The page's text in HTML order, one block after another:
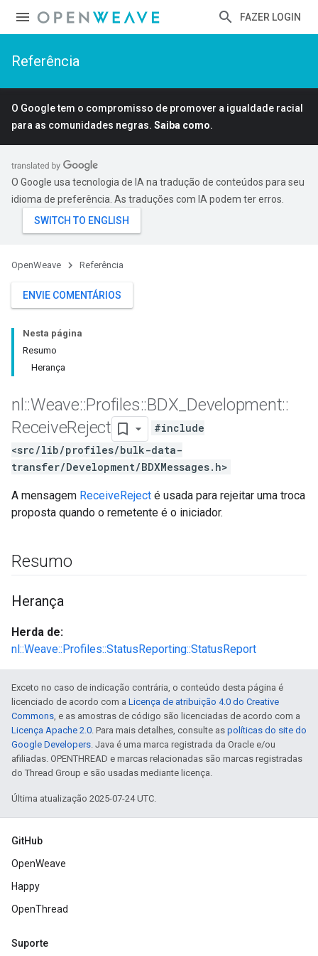
FAZER LOGIN
Referência
O Google tem o compromisso de promover a igualdade racial
para as comunidades negras. Saiba como.
O Google usa tecnologia de IA na tradução de conteúdos para seu
idioma de preferência. As traduções com IA podem ter erros.
OpenWeave Referência
ENVIE COMENTÁRIOS
Nesta página
Resumo
Herança
nl ::Weave::Profiles::BDX Development::
ReceiveReject
#include
<src/lib/profiles/bulk-data-
transfer/Development/BDXMessages.h>
A mensagem ReceiveReject é usada para rejeitar uma troca
proposta quando o remetente é o iniciador.
Resumo
Herança
Herda de:
nl::Weave::Profiles::StatusReporting::StatusReport
Exceto no caso de indicação contrária, o conteúdo desta página é
licenciado de acordo com a Licença de atribuição 4.0 do Creative
Commons, e as amostras de código são licenciadas de acordo com a
Licença Apache 2.0. Para mais detalhes, consulte as políticas do site do
Google Developers. Java é uma marca registrada da Oracle e/ou
afiliadas. OPENTHREAD e marcas relacionadas são marcas registradas
do Thread Group e são usadas mediante licença.
Última atualização 2025-07-24 UTC.
GitHub
OpenWeave
Happy
OpenThread
Suporte